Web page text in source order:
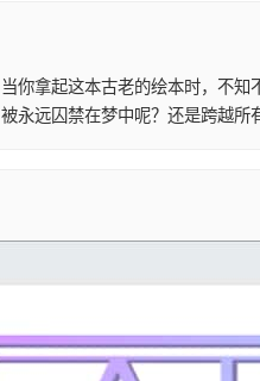
拿起这本古老的绘本时，不知
永远囚禁在梦中呢？还是跨越所